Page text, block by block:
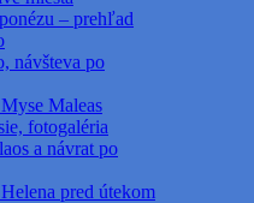
– prehľad
návšteva po
Maleas
fotogaléria
a návrat po
pred útekom